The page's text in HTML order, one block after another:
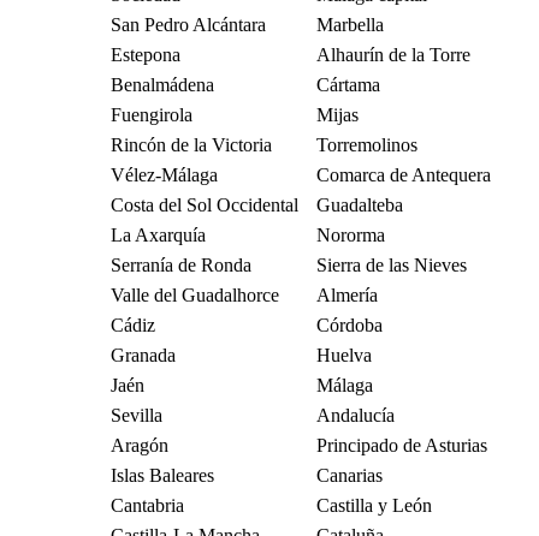
San Pedro Alcántara
Marbella
Estepona
Alhaurín de la Torre
Benalmádena
Cártama
Fuengirola
Mijas
Rincón de la Victoria
Torremolinos
Vélez-Málaga
Comarca de Antequera
Costa del Sol Occidental
Guadalteba
La Axarquía
Nororma
Serranía de Ronda
Sierra de las Nieves
Valle del Guadalhorce
Almería
Cádiz
Córdoba
Granada
Huelva
Jaén
Málaga
Sevilla
Andalucía
Aragón
Principado de Asturias
Islas Baleares
Canarias
Cantabria
Castilla y León